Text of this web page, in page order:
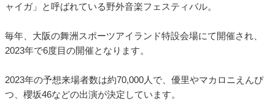
ャイガ」と呼ばれている野外音楽フェスティバル。
毎年、大阪の舞洲スポーツアイランド特設会場にて開催され、
2023年で6度目の開催となります。
2023年の予想来場者数は約70,000人で、優里やマカロニえんぴ
つ、櫻坂46などの出演が決定しています。